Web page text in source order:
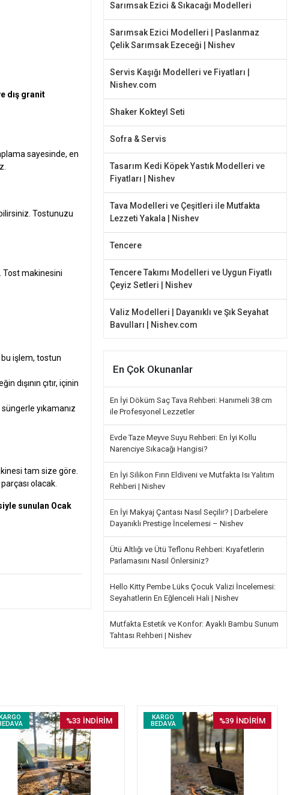
dış granit
sayesinde, en
Tostunuzu
Tost makinesini
bu işlem, tostun
dışının çıtır, içinin
yıkamanız
tam size göre.
olacak.
sunulan Ocak
Sarımsak Ezici & Sıkacağı Modelleri
Sarımsak Ezici Modelleri | Paslanmaz
Çelik Sarımsak Ezeceği | Nishev
Servis Kaşığı Modelleri ve Fiyatları |
Nishev.com
Shaker Kokteyl Seti
Sofra & Servis
Tasarım Kedi Köpek Yastık Modelleri ve
Fiyatları | Nishev
Tava Modelleri ve Çeşitleri ile Mutfakta
Lezzeti Yakala | Nishev
Tencere
Tencere Takımı Modelleri ve Uygun Fiyatlı
Çeyiz Setleri | Nishev
Valiz Modelleri | Dayanıklı ve Şık Seyahat
Bavulları | Nishev.com
En Çok Okunanlar
En İyi Döküm Saç Tava Rehberi: Hanımeli 38 cm
ile Profesyonel Lezzetler
Evde Taze Meyve Suyu Rehberi: En İyi Kollu
Narenciye Sıkacağı Hangisi?
En İyi Silikon Fırın Eldiveni ve Mutfakta Isı Yalıtım
Rehberi | Nishev
En İyi Makyaj Çantası Nasıl Seçilir? | Darbelere
Dayanıklı Prestige İncelemesi – Nishev
Ütü Altlığı ve Ütü Teflonu Rehberi: Kıyafetlerin
Parlamasını Nasıl Önlersiniz?
Hello Kitty Pembe Lüks Çocuk Valizi İncelemesi:
Seyahatlerin En Eğlenceli Hali | Nishev
Mutfakta Estetik ve Konfor: Ayaklı Bambu Sunum
Tahtası Rehberi | Nishev
%33 İNDİRİM
KARGO
BEDAVA
%39 İNDİRİM